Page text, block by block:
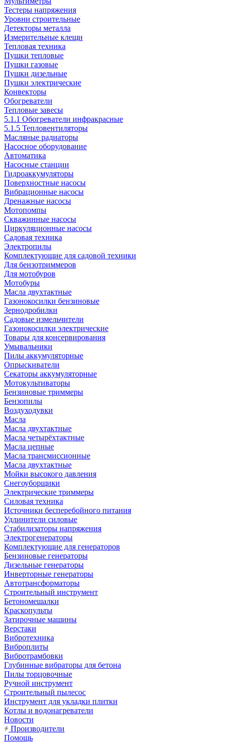
Тестеры напряжения
Уровни строительные
Детекторы металла
Измерительные клещи
Тепловая техника
Пушки тепловые
Пушки газовые
Пушки дизельные
Пушки электрические
Конвекторы
Обогреватели
Тепловые завесы
5.1.1 Обогреватели инфракрасные
5.1.5 Тепловентиляторы
Масляные радиаторы
Насосное оборудование
Автоматика
Насосные станции
Гидроаккумуляторы
Поверхностные насосы
Вибрационные насосы
Дренажные насосы
Мотопомпы
Скважинные насосы
Циркуляционные насосы
Садовая техника
Электропилы
Комплектующие для садовой техники
Для бензотриммеров
Для мотобуров
Мотобуры
Масла двухтактные
Газонокосилки бензиновые
Зернодробилки
Садовые измельчители
Газонокосилки электрические
Товары для консервирования
Умывальники
Пилы аккумуляторные
Опрыскиватели
Секаторы аккумуляторные
Мотокультиваторы
Бензиновые триммеры
Бензопилы
Воздуходувки
Масла
Масла двухтактные
Масла четырёхтактные
Масла цепные
Масла трансмиссионные
Масла двухтактные
Мойки высокого давления
Снегоуборщики
Электрические триммеры
Силовая техника
Источники бесперебойного питания
Удлинители силовые
Стабилизаторы напряжения
Электрогенераторы
Комплектующие для генераторов
Бензиновые генераторы
Дизельные генераторы
Инверторные генераторы
Автотрансформаторы
Строительный инструмент
Бетономешалки
Краскопульты
Затирочные машины
Верстаки
Вибротехника
Виброплиты
Вибротрамбовки
Глубинные вибраторы для бетона
Пилы торцовочные
Ручной инструмент
Строительный пылесос
Инструмент для укладки плитки
Котлы и водонагреватели
Новости
Производители
Помощь